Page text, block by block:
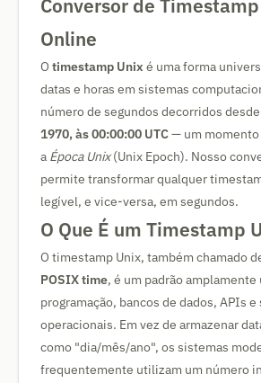
Conversor de
Online
O timestamp Unix é uma forma
datas e horas em sistemas
número de segundos decorridos desde
1970, às 00:00:00 UTC— um
a Época Unix(Unix Epoch). Nosso
permite transformar qualquer
legível, e vice-versa, em segundos.
O Que É um Timestamp
O timestamp Unix, também chamado
POSIX time, é um padrão
programação, bancos de dados, APIs
operacionais. Em vez de armazenar
como "dia/mês/ano", os sistemas
frequentemente utilizam um número